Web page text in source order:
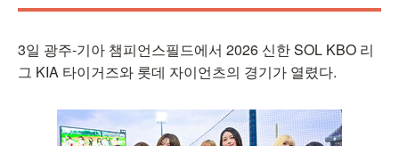
3일 광주-기아 챔피언스필드에서 2026 신한 SOL KBO 리
그 KIA 타이거즈와 롯데 자이언츠의 경기가 열렸다.